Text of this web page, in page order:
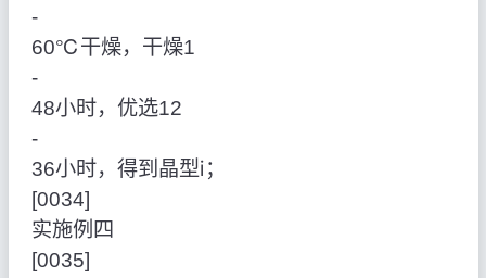
‑
60℃干燥，干燥1
‑
48小时，优选12
‑
36小时，得到晶型ⅰ；
[0034]
实施例四
[0035]